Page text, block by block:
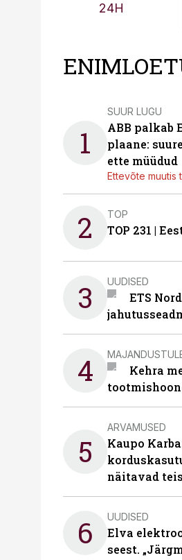
24H
1
SUUR LUGU
ABB palkab
plaane:
ette müüdud
Ettevõte muutis
2 TOP
TOP 231 |
3 UUDISED
ETS
4
Kehra
5
ARVAMUSED
Kaupo
näitavad
6 UUDISED
Elva
seest.